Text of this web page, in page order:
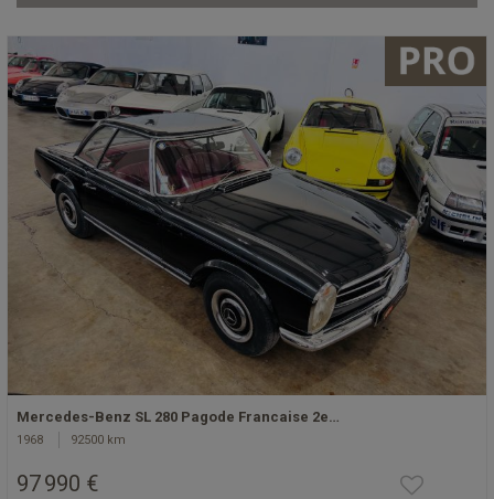
Mercedes-Benz SL 280 Pagode Francaise 2e…
1968 92500 km
97 990 €